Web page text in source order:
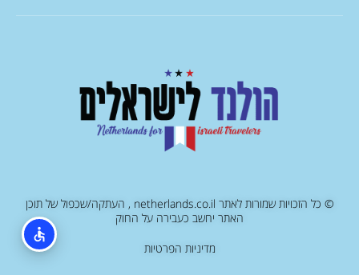
© כל הזכויות שמורות לאתר netherlands.co.il , העתקה/שכפול של תוכן
האתר יחשב כעבירה על החוק
מדיניות הפרטיות